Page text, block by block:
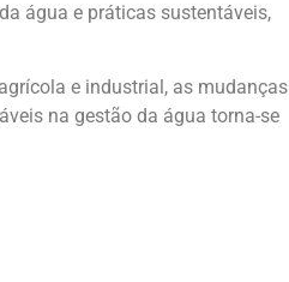
água e práticas sustentáveis,
e industrial, as mudanças
na gestão da água torna-se